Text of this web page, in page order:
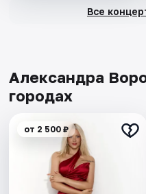
Все
Александра
городах
от 2 500 ₽